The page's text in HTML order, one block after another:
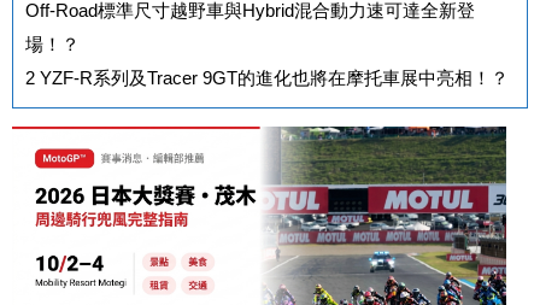
Off-Road標準尺寸越野車與Hybrid混合動力速可達全新登
場！？
2 YZF-R系列及Tracer 9GT的進化也將在摩托車展中亮相！？